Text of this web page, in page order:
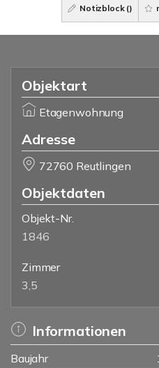
Notizblock ()
Objektart
Etagenwohnung
Adresse
72760 Reutlingen
Objektdaten
Objekt-Nr.
1846
Zimmer
3,5
Informationen
Baujahr